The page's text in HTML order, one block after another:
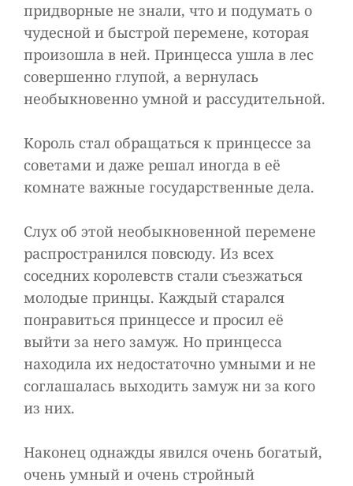
придворные не знали, что и подумать о
чудесной и быстрой перемене, которая
произошла в ней. Принцесса ушла в лес
совершенно глупой, а вернулась
необыкновенно умной и рассудительной.
Король стал обращаться к принцессе за
советами и даже решал иногда в её
комнате важные государственные дела.
Слух об этой необыкновенной перемене
распространился повсюду. Из всех
соседних королевств стали съезжаться
молодые принцы. Каждый старался
понравиться принцессе и просил её
выйти за него замуж. Но принцесса
находила их недостаточно умными и не
соглашалась выходить замуж ни за кого
из них.
Наконец однажды явился очень богатый,
очень умный и очень стройный